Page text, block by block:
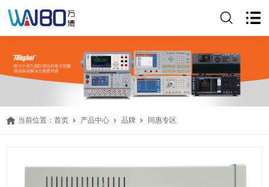
当前位置：首页 产品中心 品牌 同惠专区